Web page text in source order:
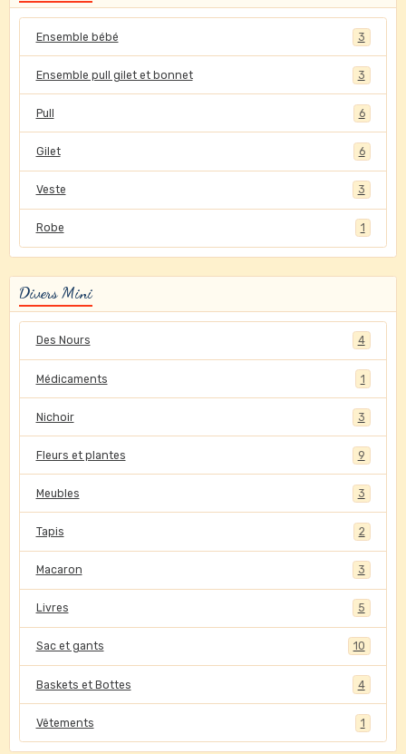
Ensemble bébé 3
Ensemble pull gilet et bonnet 3
Pull 6
Gilet 6
Veste 3
Robe 1
Divers Mini
Des Nours 4
Médicaments 1
Nichoir 3
Fleurs et plantes 9
Meubles 3
Tapis 2
Macaron 3
Livres 5
Sac et gants 10
Baskets et Bottes 4
Vêtements 1